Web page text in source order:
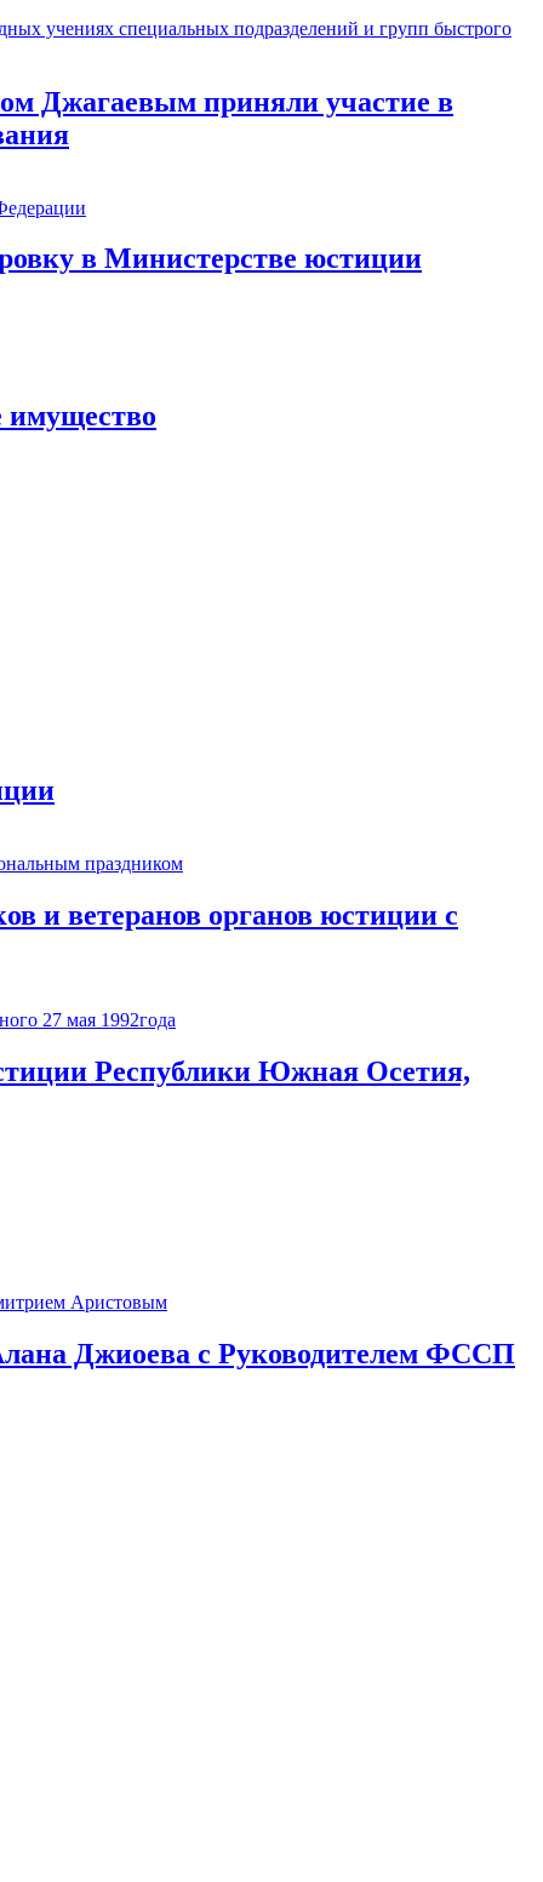
Джагаевым приняли участие в
в Министерстве юстиции
имущество
и ветеранов органов юстиции с
Республики Южная Осетия,
Джиоева с Руководителем ФССП